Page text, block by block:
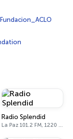
Radio Splendid
La Paz 101.2 FM, 1220 AM